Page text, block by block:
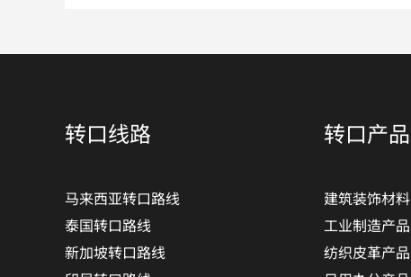
转口线路
马来西亚转口路线
泰国转口路线
新加坡转口路线
转口产品
建筑装饰材料
工业制造产品
纺织皮革产品